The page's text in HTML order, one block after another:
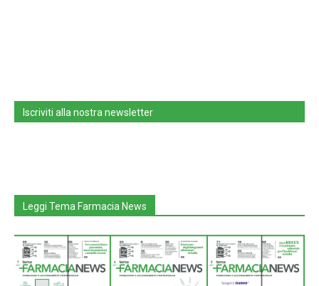
Iscriviti alla nostra newsletter
Leggi Tema Farmacia News